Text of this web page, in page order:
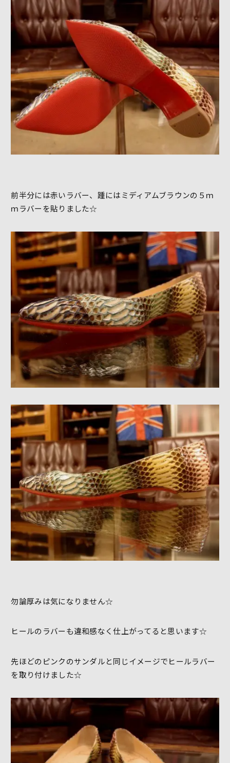
前半分には赤いラバー、踵にはミディアムブラウンの５ｍ
ｍラバーを貼りました☆
勿論厚みは気になりません☆
ヒールのラバーも違和感なく仕上がってると思います☆
先ほどのピンクのサンダルと同じイメージでヒールラバー
を取り付けました☆